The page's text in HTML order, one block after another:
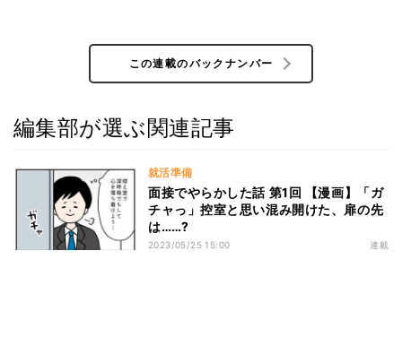
この連載のバックナンバー
編集部が選ぶ関連記事
就活準備
面接でやらかした話 第1回 【漫画】「ガ
チャっ」控室と思い混み開けた、扉の先
は……?
2023/05/25 15:00 連載